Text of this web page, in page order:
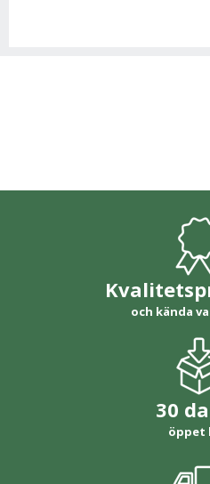
och kända
30
öppet